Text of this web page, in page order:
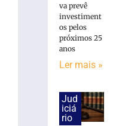
programação
especial
alusão
va prevê
investiment
os pelos
próximos 25
anos
Ler mais »
Jud
iciá
rio